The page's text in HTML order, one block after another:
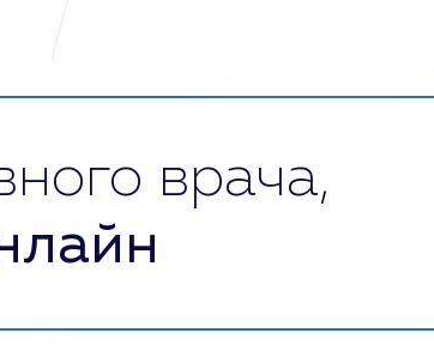
врача,